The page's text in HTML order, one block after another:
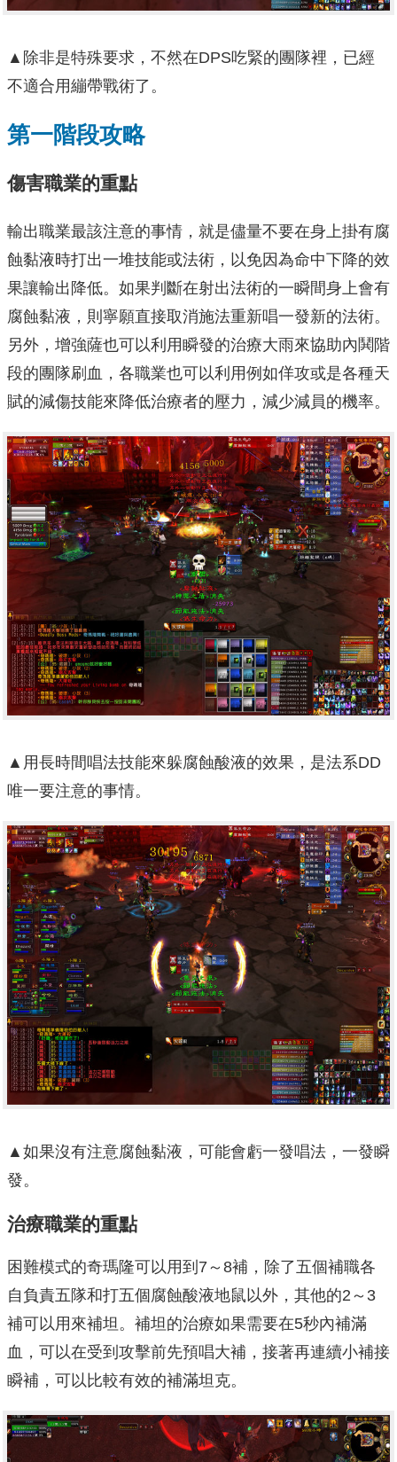
▲除非是特殊要求，不然在DPS吃緊的團隊裡，已經
不適合用繃帶戰術了。
第一階段攻略
傷害職業的重點
輸出職業最該注意的事情，就是儘量不要在身上掛有腐
蝕黏液時打出一堆技能或法術，以免因為命中下降的效
果讓輸出降低。如果判斷在射出法術的一瞬間身上會有
腐蝕黏液，則寧願直接取消施法重新唱一發新的法術。
另外，增強薩也可以利用瞬發的治療大雨來協助內鬨階
段的團隊刷血，各職業也可以利用例如佯攻或是各種天
賦的減傷技能來降低治療者的壓力，減少減員的機率。
▲用長時間唱法技能來躲腐蝕酸液的效果，是法系DD
唯一要注意的事情。
▲如果沒有注意腐蝕黏液，可能會虧一發唱法，一發瞬
發。
治療職業的重點
困難模式的奇瑪隆可以用到7～8補，除了五個補職各
自負責五隊和打五個腐蝕酸液地鼠以外，其他的2～3
補可以用來補坦。補坦的治療如果需要在5秒內補滿
血，可以在受到攻擊前先預唱大補，接著再連續小補接
瞬補，可以比較有效的補滿坦克。